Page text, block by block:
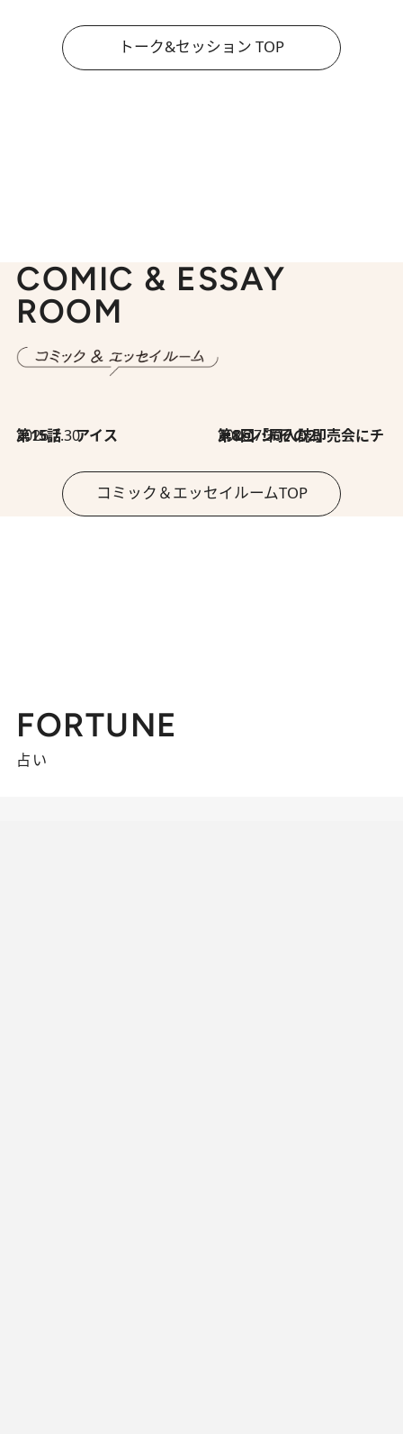
トーク&セッション TOP
COMIC & ESSAY
ROOM
2026.7.30
第15話 アイス 2026.7.30
第8回「同人誌即売会にチャレンジ その2」
コミック＆エッセイルームTOP
FORTUNE
占い